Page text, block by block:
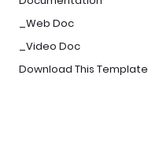
_Web Doc
_Video Doc
Download This Template